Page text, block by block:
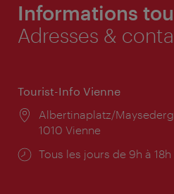
Informations
Adresses &
Tourist-Info Vienne
Lieu:
Albertinaplatz/
1010 Vienne
Horaires
Tous les jours de 9h à 18h